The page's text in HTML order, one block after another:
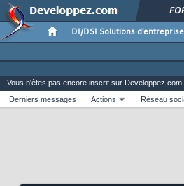
DI/DSI Solutions d'entreprise
Vous n'êtes pas encore inscrit sur Developpez.com
Derniers messages
Actions Réseau